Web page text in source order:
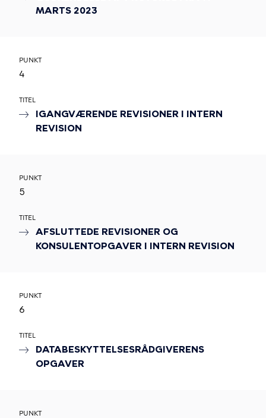
MARTS 2023
PUNKT
4
TITEL
IGANGVÆRENDE REVISIONER I INTERN
REVISION
PUNKT
5
TITEL
AFSLUTTEDE REVISIONER OG
KONSULENTOPGAVER I INTERN REVISION
PUNKT
6
TITEL
DATABESKYTTELSESRÅDGIVERENS
OPGAVER
PUNKT